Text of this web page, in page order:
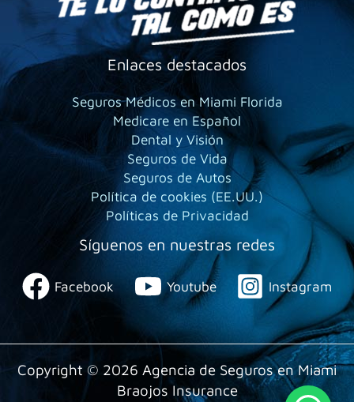
Enlaces destacados
Seguros Médicos en Miami Florida
Medicare en Español
Dental y Visión
Seguros de Vida
Seguros de Autos
Política de cookies (EE.UU.)
Políticas de Privacidad
Síguenos en nuestras redes
Facebook Youtube Instagram
Copyright © 2026 Agencia de Seguros en Miami
Braojos Insurance